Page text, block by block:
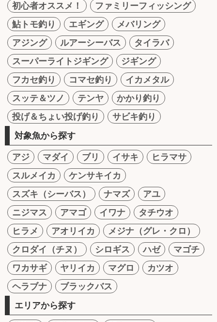
初心者オススメ！
ファミリーフィッシング
鮎トモ釣り
エギング
メバリング
アジング
ルアーシーバス
タイラバ
スーパーライトジギング
ジギング
フカセ釣り
コマセ釣り
イカメタル
スッテ＆ツノ
テンヤ
かかり釣り
投げ＆ちょい投げ釣り
サビキ釣り
対象魚から探す
アジ マダイ ブリ イサキ
ヒラマサ
スルメイカ
ケンサキイカ
スズキ（シーバス）
ナマズ
アユ
ニジマス
アマゴ イワナ
タチウオ
ヒラメ
アオリイカ
メジナ（グレ・クロ）
クロダイ（チヌ）
シロギス ハゼ
マゴチ
ワカサギ
ヤリイカ マグロ
カツオ
ヘラブナ
ブラックバス
エリアから探す